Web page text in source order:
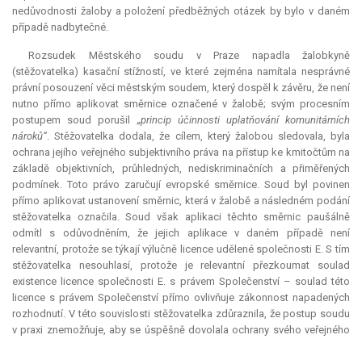
nedůvodnosti žaloby a položení předběžných otázek by bylo v daném
případě nadbytečné.
Rozsudek Městského soudu v Praze napadla žalobkyně
(stěžovatelka) kasační stížností, ve které zejména namítala nesprávné
právní posouzení věci městským soudem, který dospěl k závěru, že není
nutno přímo aplikovat směrnice označené v žalobě; svým procesním
postupem soud porušil „princip účinnosti uplatňování komunitárních
nároků“. Stěžovatelka dodala, že cílem, který žalobou sledovala, byla
ochrana jejího veřejného subjektivního práva na přístup ke kmitočtům na
základě objektivních, průhledných, nediskriminačních a přiměřených
podmínek. Toto právo zaručují evropské směrnice. Soud byl povinen
přímo aplikovat ustanovení směrnic, která v žalobě a následném podání
stěžovatelka označila. Soud však aplikaci těchto směrnic paušálně
odmítl s odůvodněním, že jejich aplikace v daném případě není
relevantní, protože se týkají výlučně licence udělené společnosti E. S tím
stěžovatelka nesouhlasí, protože jerelevantní přezkoumat soulad
existence licence společnosti E. s právem Společenství – soulad této
licence s právem Společenství přímo ovlivňuje zákonnost napadených
rozhodnutí. V této souvislosti stěžovatelka zdůraznila, že postup soudu
v praxi znemožňuje, aby se úspěšně dovolala ochrany svého veřejného